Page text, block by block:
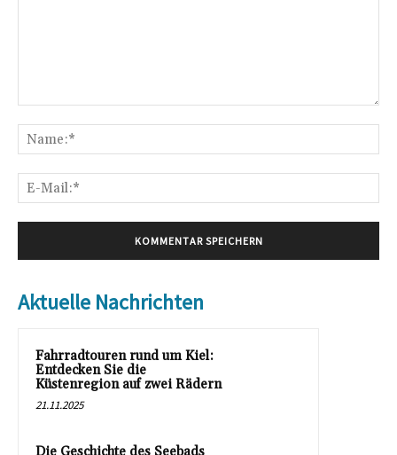
Aktuelle Nachrichten
Fahrradtouren rund um Kiel:
Entdecken Sie die
Küstenregion auf zwei Rädern
21.11.2025